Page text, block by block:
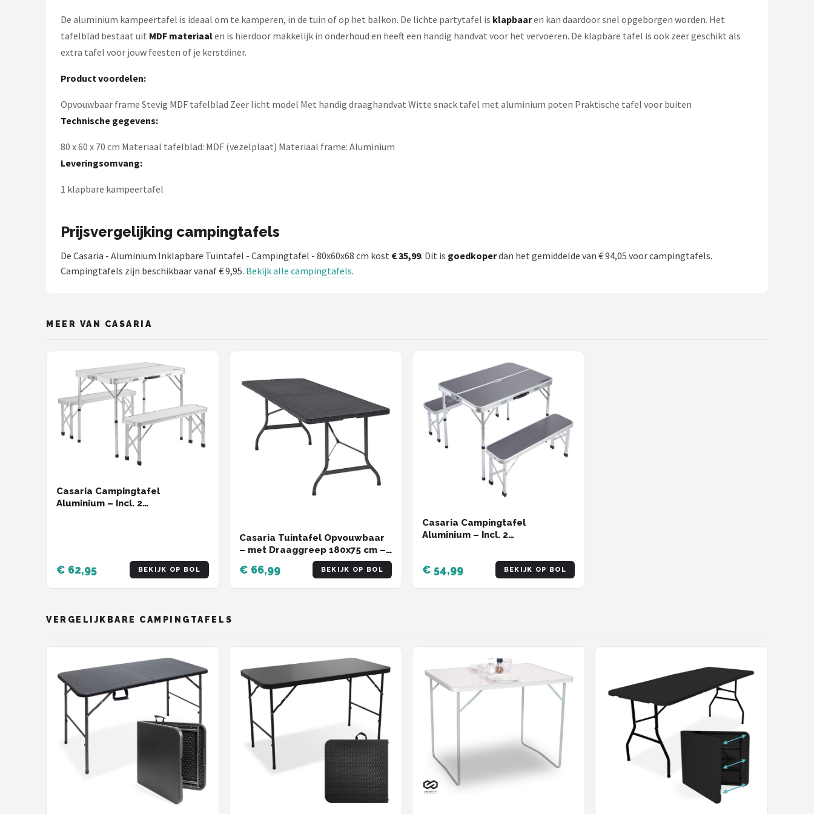
Campingaz
De aluminium kampeertafel is ideaal om te kamperen, in de tuin of op het balkon. De lichte partytafel is klapbaaren kan daardoor snel opgeborgen worden. Het
tafelblad bestaat uit MDF materiaalen is hierdoor makkelijk in onderhoud en heeft een handig handvat voor het vervoeren. De klapbare tafel is ook zeer geschikt als
extra tafel voor jouw feesten of je kerstdiner.
Product voordelen:
Opvouwbaar frame Stevig MDF tafelblad Zeer licht model Met handig draaghandvat Witte snack tafel met aluminium poten Praktische tafel voor buiten
Technische gegevens:
80 x 60 x 70 cm Materiaal tafelblad: MDF (vezelplaat) Materiaal frame: Aluminium
Leveringsomvang:
1 klapbare kampeertafel
Prijsvergelijking campingtafels
De Casaria - Aluminium Inklapbare Tuintafel - Campingtafel - 80x60x68 cm kost € 35,99. Dit is goedkoperdan het gemiddelde van € 94,05 voor campingtafels.
Campingtafels zijn beschikbaar vanaf € 9,95. Bekijk alle campingtafels.
MEER VAN CASARIA
Casaria Campingtafel
Aluminium – Incl. 2
€ 62,95 BEKIJK OP BOL
Casaria Tuintafel Opvouwbaar
– met Draaggreep 180x75 cm –
€ 66,99 BEKIJK OP BOL
Casaria Campingtafel
Aluminium – Incl. 2
€ 54,99 BEKIJK OP BOL
VERGELIJKBARE CAMPINGTAFELS